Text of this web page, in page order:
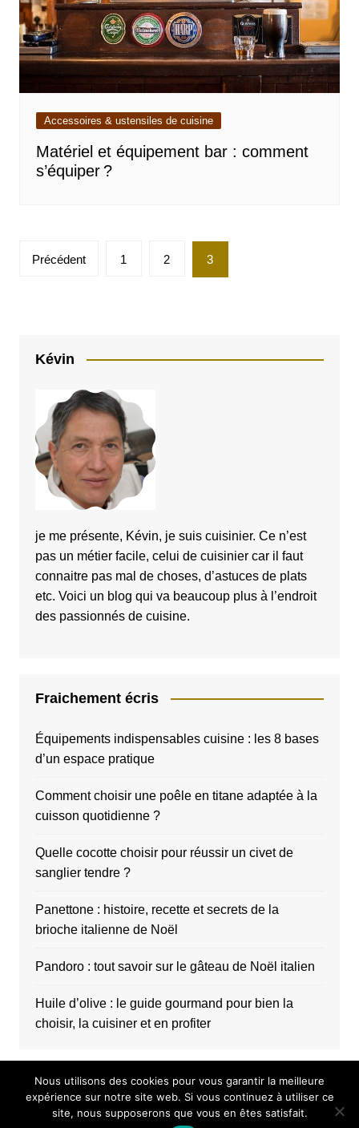
Accessoires & ustensiles de cuisine
Matériel et équipement bar : comment
s’équiper ?
Pagination
Précédent 1 2 3
Kévin
je me présente, Kévin, je suis cuisinier. Ce n’est
pas un métier facile, celui de cuisinier car il faut
connaitre pas mal de choses, d’astuces de plats
etc. Voici un blog qui va beaucoup plus à l’endroit
des passionnés de cuisine.
Fraichement écris
Équipements indispensables cuisine : les 8 bases
d’un espace pratique
Comment choisir une poêle en titane adaptée à la
cuisson quotidienne ?
Quelle cocotte choisir pour réussir un civet de
sanglier tendre ?
Panettone : histoire, recette et secrets de la
brioche italienne de Noël
Pandoro : tout savoir sur le gâteau de Noël italien
Huile d’olive : le guide gourmand pour bien la
choisir, la cuisiner et en profiter
Copyright © 2026 Choco au carré. All rights reserved.
Nous utilisons des cookies pour vous garantir la meilleure
expérience sur notre site web. Si vous continuez à utiliser ce
site, nous supposerons que vous en êtes satisfait.